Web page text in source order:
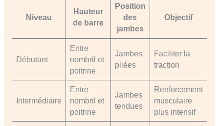
Niveau
Hauteur
de barre
Position
des
jambes
Objectif
Débutant
Entre
nombril et
poitrine
Jambes
pliées
Faciliter la
traction
Intermédiaire
Entre
nombril et
poitrine
Jambes
tendues
Renforcement
musculaire
plus intensif